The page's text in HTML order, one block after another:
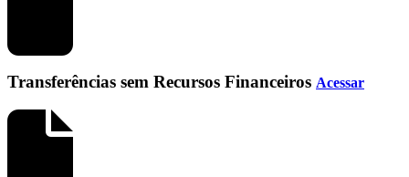
Transferências sem Recursos Financeiros Acessar